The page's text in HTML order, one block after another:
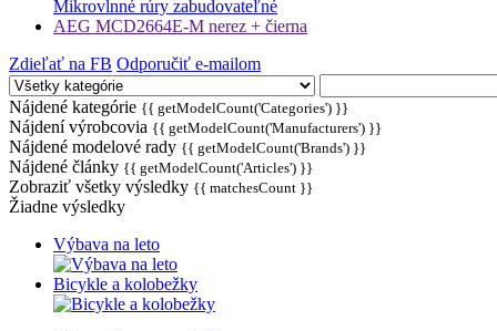
Mikrovlnné rúry zabudovateľné
AEG MCD2664E-M nerez + čierna
Zdieľať na FB Odporučiť e-mailom
Nájdené kategórie {{ getModelCount('Categories') }}
Nájdení výrobcovia {{ getModelCount('Manufacturers') }}
Nájdené modelové rady {{ getModelCount('Brands') }}
Nájdené články {{ getModelCount('Articles') }}
Zobraziť všetky výsledky {{ matchesCount }}
Žiadne výsledky
Výbava na leto
Bicykle a kolobežky